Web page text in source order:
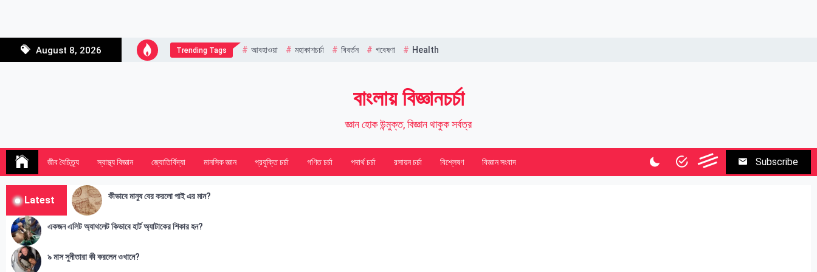
August 8, 2026
Trending Tags আবহাওয়া মহাকাশচর্চা বিবর্তন গবেষণা Health
বাংলায় বিজ্ঞানচর্চা
জ্ঞান হোক উন্মুক্ত, বিজ্ঞান থাকুক সর্বত্র
জীব বৈচিত্র্য স্বাস্থ্য বিজ্ঞান জ্যোতির্বিদ্যা মানসিক জ্ঞান প্রযুক্তি চর্চা গণিত চর্চা পদার্থ চর্চা রসায়ন চর্চা বিশ্লেষণ বিজ্ঞান সংবাদ Subscribe
Latest কীভাবে মানুষ বের করলো পাই এর মান?
একজন এলিট অ্যাথলেট কিভাবে হার্ট অ্যাটাকের শিকার হন?
৯ মাস সুনীতারা কী করলেন ওখানে?